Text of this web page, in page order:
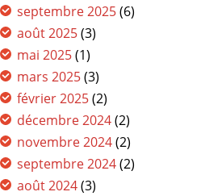
septembre 2025(6)
août 2025(3)
mai 2025(1)
mars 2025(3)
février 2025(2)
décembre 2024(2)
novembre 2024(2)
septembre 2024(2)
août 2024(3)